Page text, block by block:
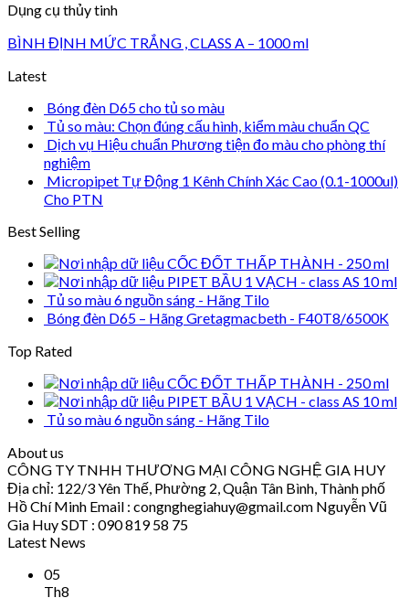
Dụng cụ thủy tinh
BÌNH ĐỊNH MỨC TRẮNG , CLASS A – 1000 ml
Latest
Bóng đèn D65 cho tủ so màu
Tủ so màu: Chọn đúng cấu hình, kiểm màu chuẩn QC
Dịch vụ Hiệu chuẩn Phương tiện đo màu cho phòng thí
nghiệm
Micropipet Tự Động 1 Kênh Chính Xác Cao (0.1-1000ul)
Cho PTN
Best Selling
CỐC ĐỐT THẤP THÀNH - 250 ml
PIPET BẦU 1 VẠCH - class AS 10 ml
Tủ so màu 6 nguồn sáng - Hãng Tilo
Bóng đèn D65 – Hãng Gretagmacbeth - F40T8/6500K
Top Rated
CỐC ĐỐT THẤP THÀNH - 250 ml
PIPET BẦU 1 VẠCH - class AS 10 ml
Tủ so màu 6 nguồn sáng - Hãng Tilo
About us
CÔNG TY TNHH THƯƠNG MẠI CÔNG NGHỆ GIA HUY
Địa chỉ: 122/3 Yên Thế, Phường 2, Quận Tân Bình, Thành phố
Hồ Chí Minh Email : congnghegiahuy@gmail.com Nguyễn Vũ
Gia Huy SDT : 090 819 58 75
Latest News
05
Th8